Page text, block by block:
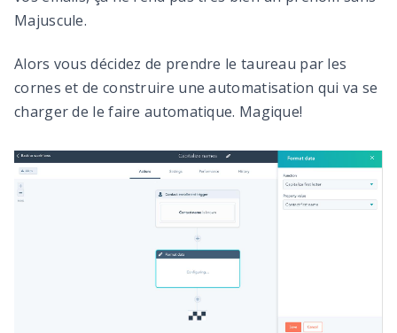
Majuscule.
Alors vous décidez de prendre le taureau par les
cornes et de construire une automatisation qui va se
charger de le faire automatique. Magique!